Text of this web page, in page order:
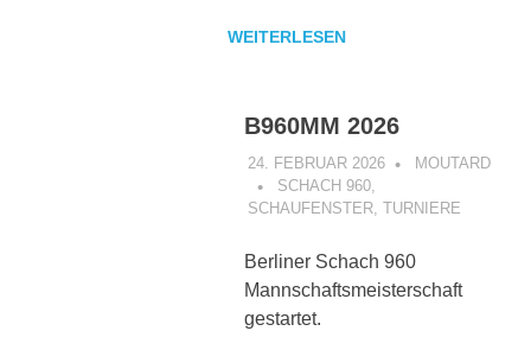
WEITERLESEN
B960MM 2026
24. FEBRUAR 2026
MOUTARD
SCHACH 960,
SCHAUFENSTER, TURNIERE
Berliner Schach 960
Mannschaftsmeisterschaft
gestartet.